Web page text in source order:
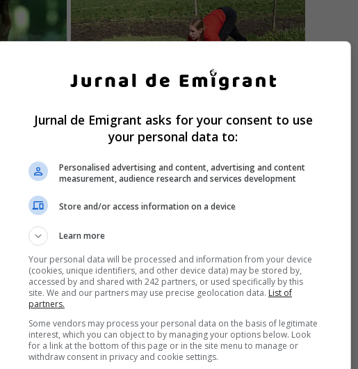
Jurnal de Emigrant asks for your consent to use
your personal data to:
Personalised advertising and content, advertising and content
measurement, audience research and services development
Store and/or access information on a device
Learn more
Your personal data will be processed and information from your device
(cookies, unique identifiers, and other device data) may be stored by,
accessed by and shared with 242 partners, or used specifically by this
site. We and our partners may use precise geolocation data. List of
partners.
Some vendors may process your personal data on the basis of legitimate
interest, which you can object to by managing your options below. Look
for a link at the bottom of this page or in the site menu to manage or
withdraw consent in privacy and cookie settings.